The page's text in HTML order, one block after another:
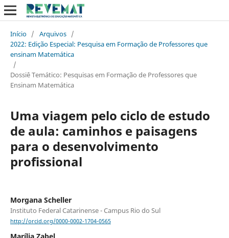
Início / Arquivos /
2022: Edição Especial: Pesquisa em Formação de Professores que
ensinam Matemática
/
Dossiê Temático: Pesquisas em Formação de Professores que
Ensinam Matemática
Uma viagem pelo ciclo de estudo
de aula: caminhos e paisagens
para o desenvolvimento
profissional
Morgana Scheller
Instituto Federal Catarinense - Campus Rio do Sul
http://orcid.org/0000-0002-1704-0565